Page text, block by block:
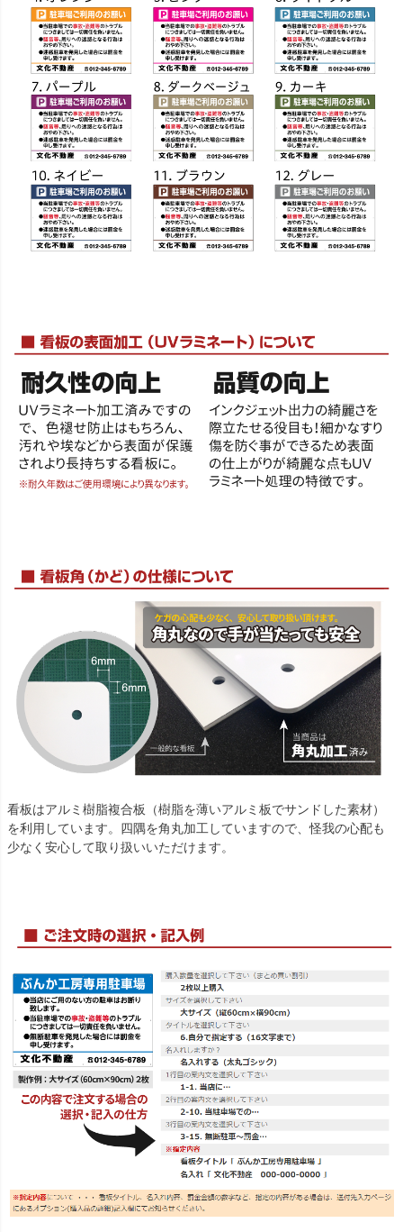
看板はアルミ樹脂複合板（樹脂を薄いアルミ板でサンドした素材）
を利用しています。四隅を角丸加工していますので、怪我の心配も
少なく安心して取り扱いいただけます。